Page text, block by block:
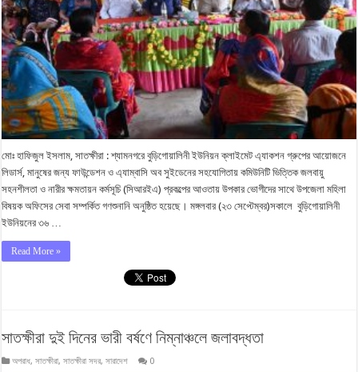
মোঃ হাফিজুল ইসলাম, সাতক্ষীরা : শ্যামনগরে বুড়িগোয়ালিনী ইউনিয়ন ক্লাইমেট এ্যাকশন গ্রুপের আয়োজনে
লিডার্স, মানুষের জন্য ফাউন্ডেশন ও এ্যাম্বাসি অব সুইডেনের সহযোগিতায় কমিউনিটি ভিত্তিক জলবায়ু
সহনশীলতা ও নারীর ক্ষমতায়ন কর্মসূচি (সিআরইএ) প্রকল্পের আওতায় উপকার ভোগীদের সাথে উপজেলা মহিলা
বিষয়ক অফিসের সেবা সম্পর্কিত গণশুনানি অনুষ্ঠিত হয়েছে। মঙ্গলবার (২৩ সেপ্টেম্বর)সকালে বুড়িগোয়ালিনী
ইউনিয়নের ৩৬ …
Read More »
সাতক্ষীরা দুই দিনের ভারী বর্ষণে নিম্নাঞ্চলে জলাবদ্ধতা
অপরাধ,সাতক্ষীরা,সাতক্ষীরা সদর,সারাদেশ 0